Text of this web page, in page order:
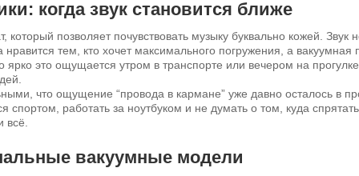
когда звук становится ближе
позволяет почувствовать музыку буквально кожей. Звук
тем, кто хочет максимального погружения, а вакуумная
это ощущается утром в транспорте или вечером на
что ощущение “провода в кармане” уже давно осталось в
спортом, работать за ноутбуком и не думать о том, куда
всё.
вакуумные модели